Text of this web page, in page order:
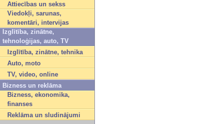
Attiecības un sekss
Viedokļi, sarunas,
komentāri, intervijas
Izglītība, zinātne,
tehnoloģijas, auto, TV
Izglītība, zinātne, tehnika
Auto, moto
TV, video, online
Bizness un reklāma
Bizness, ekonomika,
finanses
Reklāma un sludinājumi